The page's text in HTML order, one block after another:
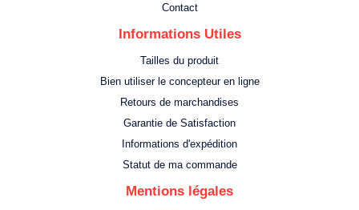
Contact
Informations Utiles
Tailles du produit
Bien utiliser le concepteur en ligne
Retours de marchandises
Garantie de Satisfaction
Informations d'expédition
Statut de ma commande
Mentions légales